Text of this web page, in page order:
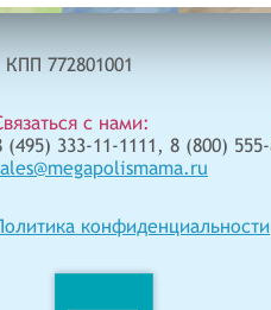
772801001
с нами:
(495) 333-11-1111, 8 (800)
конфиденциальности